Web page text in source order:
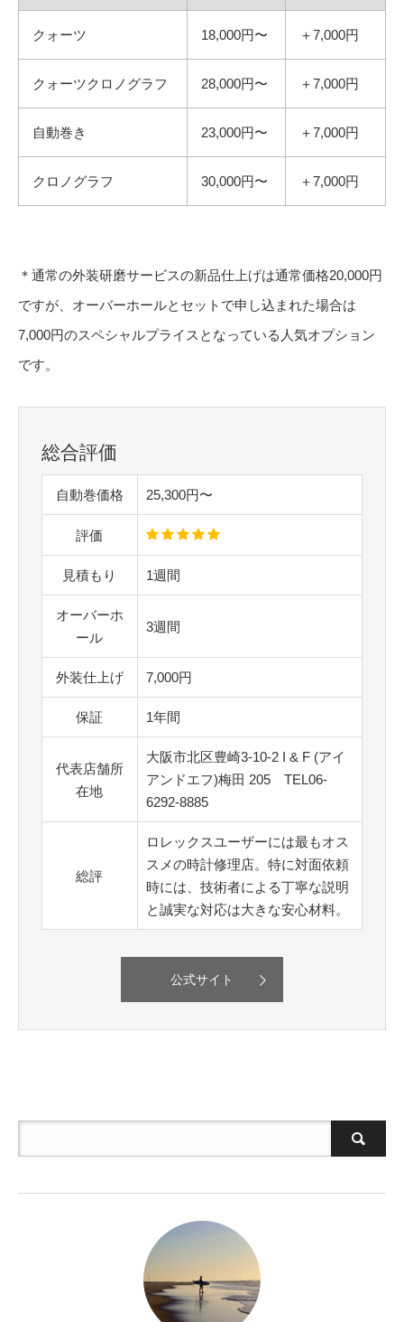
クォーツ 18,000円〜 ＋7,000円
クォーツクロノグラフ 28,000円〜 ＋7,000円
自動巻き 23,000円〜 ＋7,000円
クロノグラフ 30,000円〜 ＋7,000円
＊通常の外装研磨サービスの新品仕上げは通常価格20,000円
ですが、オーバーホールとセットで申し込まれた場合は
7,000円のスペシャルプライスとなっている人気オプション
です。
総合評価
自動巻価格 25,300円〜
評価
見積もり 1週間
オーバーホ
ール
3週間
外装仕上げ 7,000円
保証 1年間
代表店舗所
在地
大阪市北区豊崎3-10-2 I & F (アイ
アンドエフ)梅田 205 TEL06-
6292-8885
総評
ロレックスユーザーには最もオス
スメの時計修理店。特に対面依頼
時には、技術者による丁寧な説明
と誠実な対応は大きな安心材料。
公式サイト